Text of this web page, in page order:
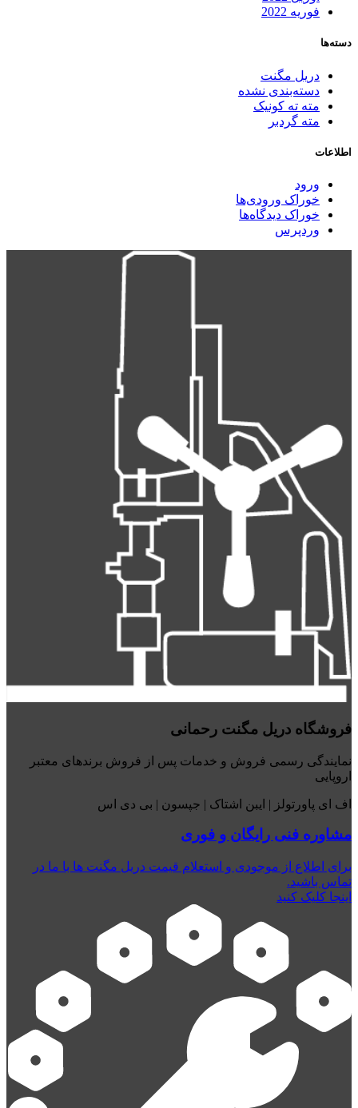
فوریه 2022
دسته‌ها
دریل مگنت
دسته‌بندی نشده
مته ته کونیک
مته گردبر
اطلاعات
ورود
خوراک ورودی‌ها
خوراک دیدگاه‌ها
وردپرس
فروشگاه دریل مگنت رحمانی
نمایندگی رسمی فروش و خدمات پس از فروش برندهای معتبر
اروپایی
اف ای پاورتولز | ایبن اشتاک | جپسون | بی دی اس
مشاوره فنی رایگان و فوری
برای اطلاع از موجودی و استعلام قیمت دریل مگنت ها با ما در
تماس باشید.
اینجا کلیک کنید